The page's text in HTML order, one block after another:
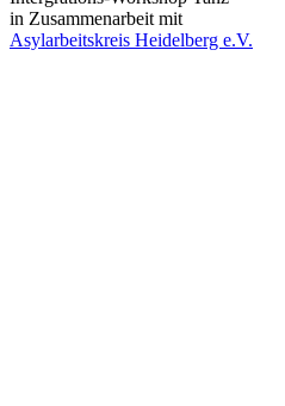
in Zusammenarbeit mit
Asylarbeitskreis Heidelberg e.V.